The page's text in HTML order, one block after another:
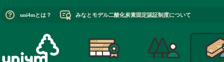
uni4mとは？ みなとモデル二酸化炭素固定認証制度について